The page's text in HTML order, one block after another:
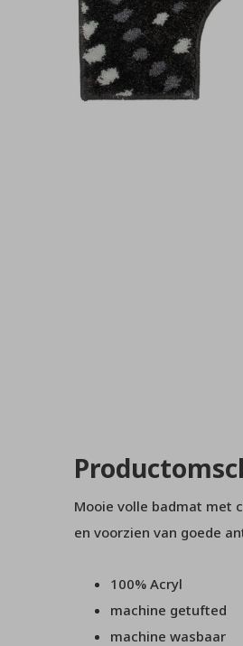
Mooie volle badmat met
en voorzien van goede
100% Acryl
machine getufted
machine wasbaar